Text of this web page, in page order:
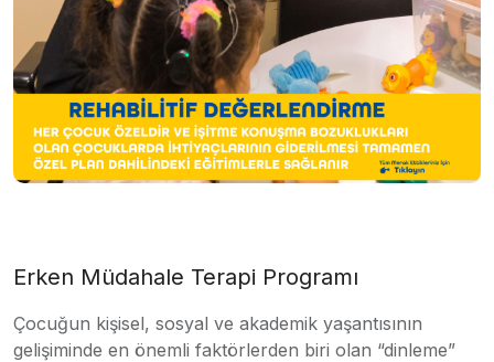
Erken Müdahale Terapi Programı
Çocuğun kişisel, sosyal ve akademik yaşantısının
gelişiminde en önemli faktörlerden biri olan “dinleme”